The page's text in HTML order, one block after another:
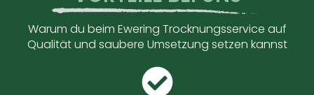
Warum du beim Ewering Trocknungsservice auf
Qualität und saubere Umsetzung setzen kannst